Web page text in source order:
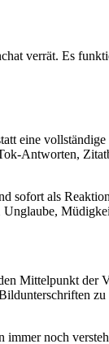
verrät. Es
eine
Antworten,
als
Mittelpunkt der
zu
immer noch